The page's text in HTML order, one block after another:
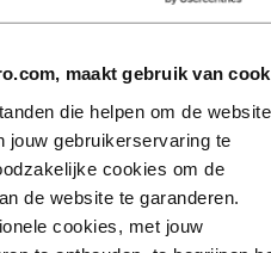
maakt gebruik van
die helpen om de website
jouw gebruikerservaring te
cookies om de
de website te garanderen.
cookies, met jouw
en Milieu (HSE)